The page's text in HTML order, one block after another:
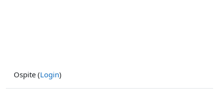
Ospite (Login)